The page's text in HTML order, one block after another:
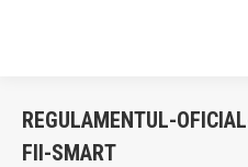
REGULAMENTUL-
FII-SMART